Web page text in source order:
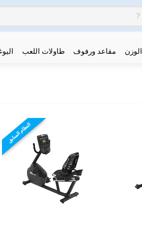
الوزن مقاعد ورفوف طاولات اللعب
النظام السابق